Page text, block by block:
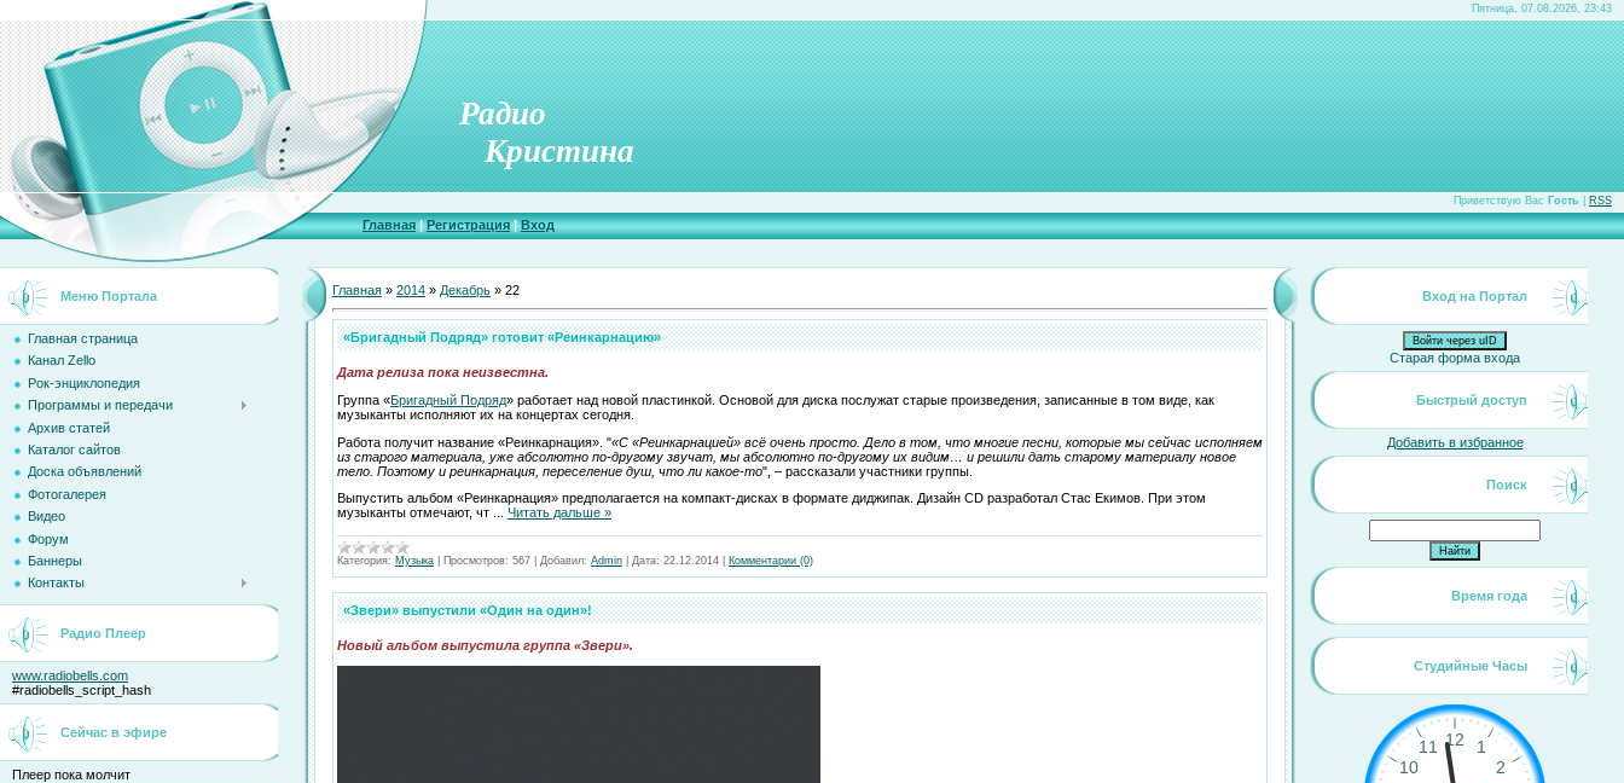
Пятница, 07.08.2026, 23:43
Радио
Кристина
Приветствую Вас Гость RSS
Главная|Регистрация|Вход
Меню Портала
Главная страница
Канал Zello
Рок-энциклопедия
Программы и передачи
Архив статей
Каталог сайтов
Доска объявлений
Фотогалерея
Видео
Форум
Баннеры
Контакты
Радио Плеер
www.radiobells.com
#radiobells_script_hash
Сейчас в эфире
Плеер пока молчит
Главная » 2014 » Декабрь » 22
«Бригадный Подряд» готовит «Реинкарнацию»
Дата релиза пока неизвестна.
Группа «Бригадный Подряд» работает над новой пластинкой. Основой для диска послужат старые произведения, записанные в том виде, как
музыканты исполняют их на концертах сегодня.
Работа получит название «Реинкарнация». "«С «Реинкарнацией» всё очень просто. Дело в том, что многие песни, которые мы сейчас исполняем
из старого материала, уже абсолютно по-другому звучат, мы абсолютно по-другому их видим… и решили дать старому материалу новое
тело. Поэтому и реинкарнация, переселение душ, что ли какое-то", – рассказали участники группы.
Выпустить альбом «Реинкарнация» предполагается на компакт-дисках в формате диджипак. Дизайн CD разработал Стас Екимов. При этом
музыканты отмечают, чт
Читать дальше »
Категория: Музыка Просмотров: 567 Добавил: Admin Дата: 22.12.2014 Комментарии (0)
«Звери» выпустили «Один на один»!
Новый альбом выпустила группа «Звери».
Вход на Портал
Войти через uID
Старая форма входа
Быстрый доступ
Добавить в избранное
Поиск
Время года
Студийные Часы